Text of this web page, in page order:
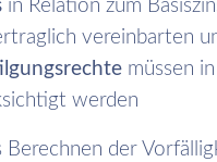
in Relation zum
vereinbarten
müssen
werden
der